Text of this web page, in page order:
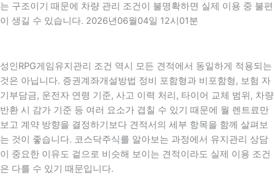
는 구조이기 때문에 차량 관리 조건이 불명확하면 실제 이용 중 불편
이 생길 수 있습니다. 2026년06월04일 12시01분
성인RPG게임유지관리 조건 역시 모든 견적에서 동일하게 적용되는
것은 아닙니다. 증권계좌개설방법 정비 포함형과 비포함형, 보험 자
기부담금, 운전자 연령 기준, 사고 이력 처리, 타이어 교체 범위, 차량
반환 시 감가 기준 등 여러 요소가 겹칠 수 있기 때문에 월 렌트료만
보고 계약 방향을 결정하기보다 견적서의 세부 항목을 함께 살펴보
는 것이 좋습니다. 코스닥주식를 알아보는 과정에서 유지관리 상담
이 중요한 이유도 겉으로 비슷해 보이는 견적이라도 실제 이용 조건
은 다를 수 있기 때문입니다.